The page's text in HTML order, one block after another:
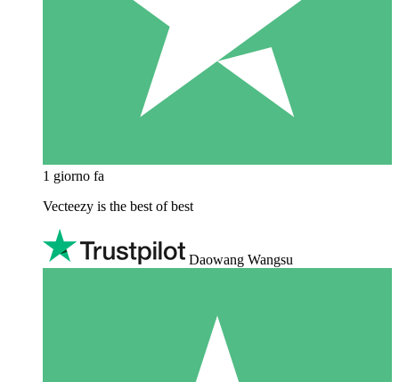
1 giorno fa
Vecteezy is the best of best
Daowang Wangsu